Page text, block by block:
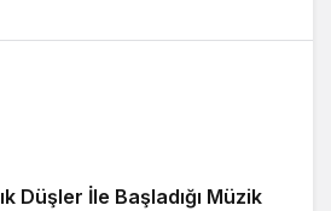
Düşler İle Başladığı Müzik